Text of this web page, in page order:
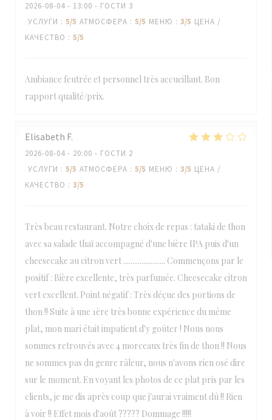
2026-08-04 - 13:00 - ГОСТИ 3
УСЛУГИ : 5/5 АТМОСФЕРА : 5/5 МЕНЮ : 3/5 ЦЕНА /
КАЧЕСТВО : 5/5
Ambiance feutrée et personnel très accueillant. Bon
rapport qualité/prix.
Elisabeth F
2026-08-04 - 20:00 - ГОСТИ 2
УСЛУГИ : 5/5 АТМОСФЕРА : 5/5 МЕНЮ : 3/5 ЦЕНА /
КАЧЕСТВО : 3/5
Très beau restaurant. Notre choix de repas : tataki de thon
avec sa salade thaï accompagné d'une bière IPA puis d'un
cheesecake au citron vert ....................... Commençons par le
positif : Bière excellente, très parfumée. Cheesecake citron
vert excellent. Point négatif : Très déçue des portions de
thon !! Suite à une 1ère très bonne expérience du même
plat, mon mari était impatient d'y goûter ! Nous nous
sommes retrouvés avec 4 morceaux très fin de thon !! Nous
ne sommes pas du genre râleur, nous n'avons rien osé dire
sur le moment. En voyant les photos de ce plat pris par les
clients, je me dis après coup que j'aurai vraiment dû !! Rien
à voir !! Effet mois d'août ????? Dommage !!!!!